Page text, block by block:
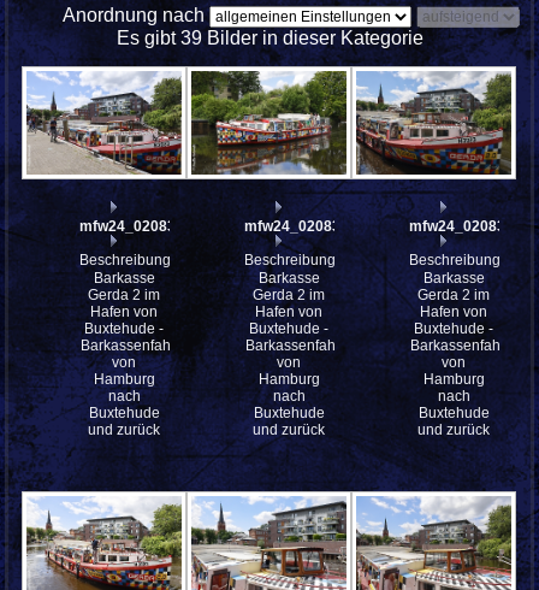
Anordnung nach
Es gibt 39 Bilder in dieser Kategorie
mfw24_0208358
Beschreibung:
Barkasse
Gerda 2 im
Hafen von
Buxtehude -
Barkassenfahrt
von
Hamburg
nach
Buxtehude
und zurück
mfw24_0208365
Beschreibung:
Barkasse
Gerda 2 im
Hafen von
Buxtehude -
Barkassenfahrt
von
Hamburg
nach
Buxtehude
und zurück
mfw24_0208356
Beschreibung:
Barkasse
Gerda 2 im
Hafen von
Buxtehude -
Barkassenfahrt
von
Hamburg
nach
Buxtehude
und zurück